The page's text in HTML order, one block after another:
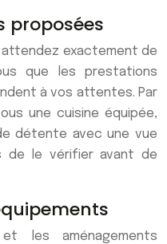
proposées
attendez exactement de
que les prestations
à vos attentes. Par
une cuisine équipée,
détente avec une vue
de le vérifier avant de
les aménagements